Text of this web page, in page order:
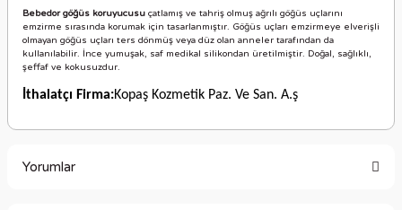
Bebedor göğüs koruyucusu çatlamış ve tahriş olmuş ağrılı göğüs uçlarını
emzirme sırasında korumak için tasarlanmıştır. Göğüs uçları emzirmeye elverişli
olmayan göğüs uçları ters dönmüş veya düz olan anneler tarafından da
kullanılabilir. İnce yumuşak, saf medikal silikondan üretilmiştir. Doğal, sağlıklı,
şeffaf ve kokusuzdur.
İthalatçı Firma:Kopaş Kozmetik Paz. Ve San. A.ş
Yorumlar